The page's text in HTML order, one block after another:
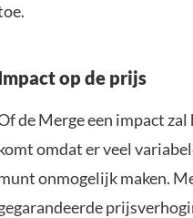
op de prijs
de Merge een impact
omdat er veel
onmogelijk maken.